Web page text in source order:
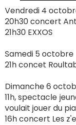
Vendredi 4
20h30 concert
21h30 EXXOS
Samedi 5 octobre
21h concet
Dimanche 6
11h, spectacle
voulait jouer du
16h concert Les